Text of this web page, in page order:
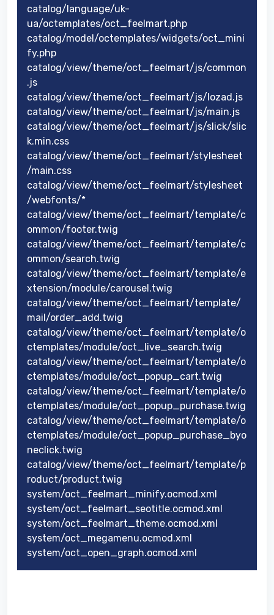
catalog/language/uk-
ua/octemplates/oct_feelmart.php
catalog/model/octemplates/widgets/oct_mini
fy.php
catalog/view/theme/oct_feelmart/js/common
.js
catalog/view/theme/oct_feelmart/js/lozad.js
catalog/view/theme/oct_feelmart/js/main.js
catalog/view/theme/oct_feelmart/js/slick/slic
k.min.css
catalog/view/theme/oct_feelmart/stylesheet
/main.css
catalog/view/theme/oct_feelmart/stylesheet
/webfonts/*
catalog/view/theme/oct_feelmart/template/c
ommon/footer.twig
catalog/view/theme/oct_feelmart/template/c
ommon/search.twig
catalog/view/theme/oct_feelmart/template/e
xtension/module/carousel.twig
catalog/view/theme/oct_feelmart/template/
mail/order_add.twig
catalog/view/theme/oct_feelmart/template/o
ctemplates/module/oct_live_search.twig
catalog/view/theme/oct_feelmart/template/o
ctemplates/module/oct_popup_cart.twig
catalog/view/theme/oct_feelmart/template/o
ctemplates/module/oct_popup_purchase.twig
catalog/view/theme/oct_feelmart/template/o
ctemplates/module/oct_popup_purchase_byo
neclick.twig
catalog/view/theme/oct_feelmart/template/p
roduct/product.twig
system/oct_feelmart_minify.ocmod.xml
system/oct_feelmart_seotitle.ocmod.xml
system/oct_feelmart_theme.ocmod.xml
system/oct_megamenu.ocmod.xml
system/oct_open_graph.ocmod.xml